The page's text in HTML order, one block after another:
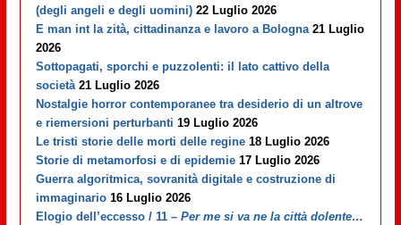
(degli angeli e degli uomini) 22 Luglio 2026
E man int la zità, cittadinanza e lavoro a Bologna 21 Luglio
2026
Sottopagati, sporchi e puzzolenti: il lato cattivo della
società 21 Luglio 2026
Nostalgie horror contemporanee tra desiderio di un altrove
e riemersioni perturbanti 19 Luglio 2026
Le tristi storie delle morti delle regine 18 Luglio 2026
Storie di metamorfosi e di epidemie 17 Luglio 2026
Guerra algoritmica, sovranità digitale e costruzione di
immaginario 16 Luglio 2026
Elogio dell’eccesso / 11 –Per me si va ne la città dolente…